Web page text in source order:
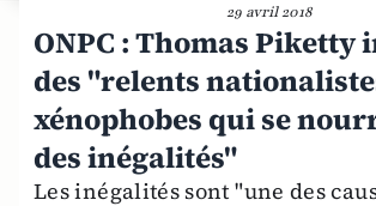
29 avril 2018
ONPC : Thomas Piketty
des "relents
xénophobes qui se
des inégalités"
Les inégalités sont "une des